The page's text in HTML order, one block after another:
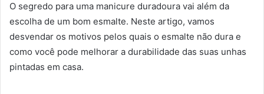
O segredo para uma manicure duradoura vai além da
escolha de um bom esmalte. Neste artigo, vamos
desvendar os motivos pelos quais o esmalte não dura e
como você pode melhorar a durabilidade das suas unhas
pintadas em casa.